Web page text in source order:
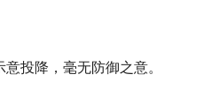
投降，毫无防御之意。